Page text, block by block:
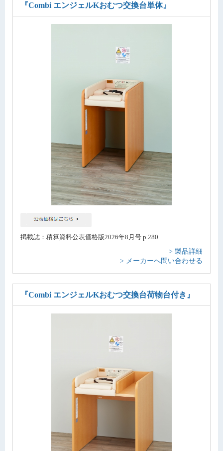
『Combi エンジェルKおむつ交換台単体』
掲載誌：積算資料公表価格版2026年8月号 p.280
> 製品詳細
> メーカーへ問い合わせる
『Combi エンジェルKおむつ交換台荷物台付き』